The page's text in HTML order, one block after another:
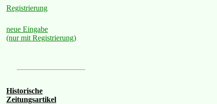
Registrierung
neue Eingabe
(nur mit Registrierung)
Historische
Zeitungsartikel